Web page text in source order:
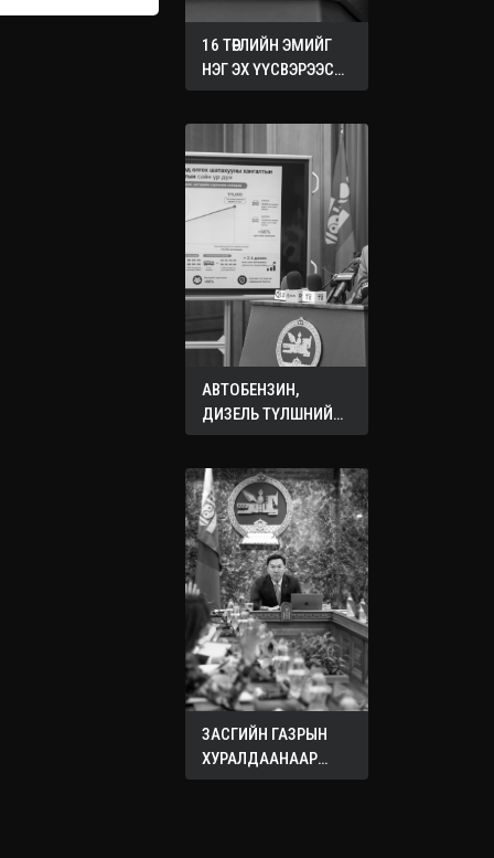
16 ТӨРЛИЙН ЭМИЙГ
НЭГ ЭХ ҮҮСВЭРЭЭС
ХУДАЛДАН АВАХ
АВТОБЕНЗИН,
ДИЗЕЛЬ ТҮЛШНИЙ
ОНЦГОЙ АЛБАН
ЗАСГИЙН ГАЗРЫН
ХУРАЛДААНААР
ХЭЛЭЛЦЭЖ БУЙ